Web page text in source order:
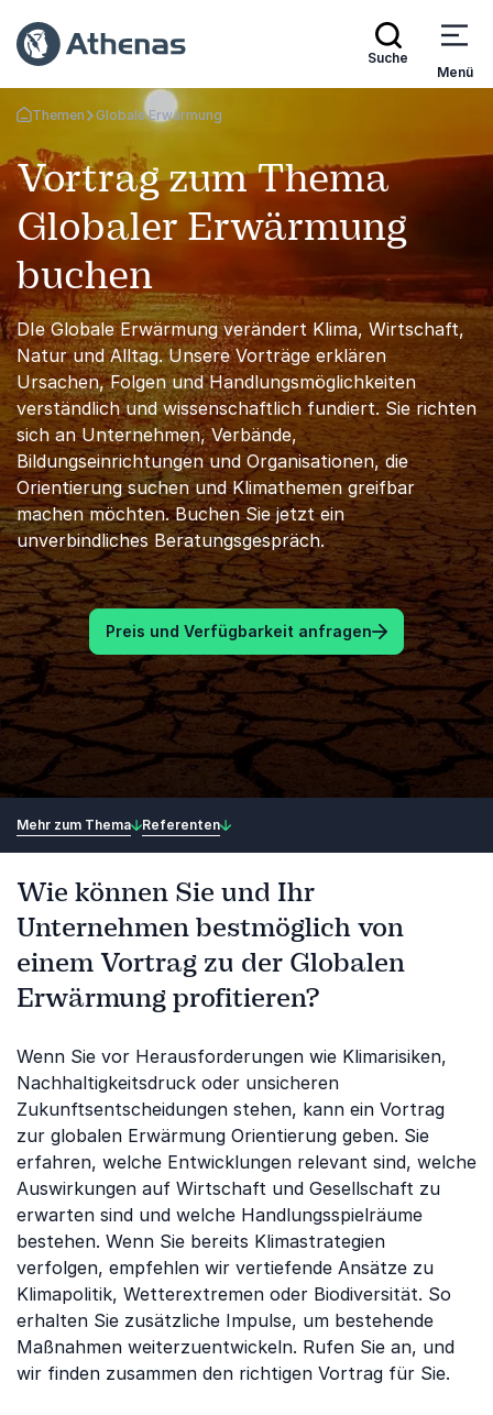
Suche
Menü
Zurück zur Startseite
Themen Globale Erwärmung
Vortrag zum Thema
Globaler Erwärmung
buchen
DIe Globale Erwärmung verändert Klima, Wirtschaft,
Natur und Alltag. Unsere Vorträge erklären
Ursachen, Folgen und Handlungsmöglichkeiten
verständlich und wissenschaftlich fundiert. Sie richten
sich an Unternehmen, Verbände,
Bildungseinrichtungen und Organisationen, die
Orientierung suchen und Klimathemen greifbar
machen möchten. Buchen Sie jetzt ein
unverbindliches Beratungsgespräch.
Preis und Verfügbarkeit anfragen
Mehr zum Thema Referenten
Wie können Sie und Ihr
Unternehmen bestmöglich von
einem Vortrag zu der Globalen
Erwärmung profitieren?
Wenn Sie vor Herausforderungen wie Klimarisiken,
Nachhaltigkeitsdruck oder unsicheren
Zukunftsentscheidungen stehen, kann ein Vortrag
zur globalen Erwärmung Orientierung geben. Sie
erfahren, welche Entwicklungen relevant sind, welche
Auswirkungen auf Wirtschaft und Gesellschaft zu
erwarten sind und welche Handlungsspielräume
bestehen. Wenn Sie bereits Klimastrategien
verfolgen, empfehlen wir vertiefende Ansätze zu
Klimapolitik, Wetterextremen oder Biodiversität. So
erhalten Sie zusätzliche Impulse, um bestehende
Maßnahmen weiterzuentwickeln. Rufen Sie an, und
wir finden zusammen den richtigen Vortrag für Sie.